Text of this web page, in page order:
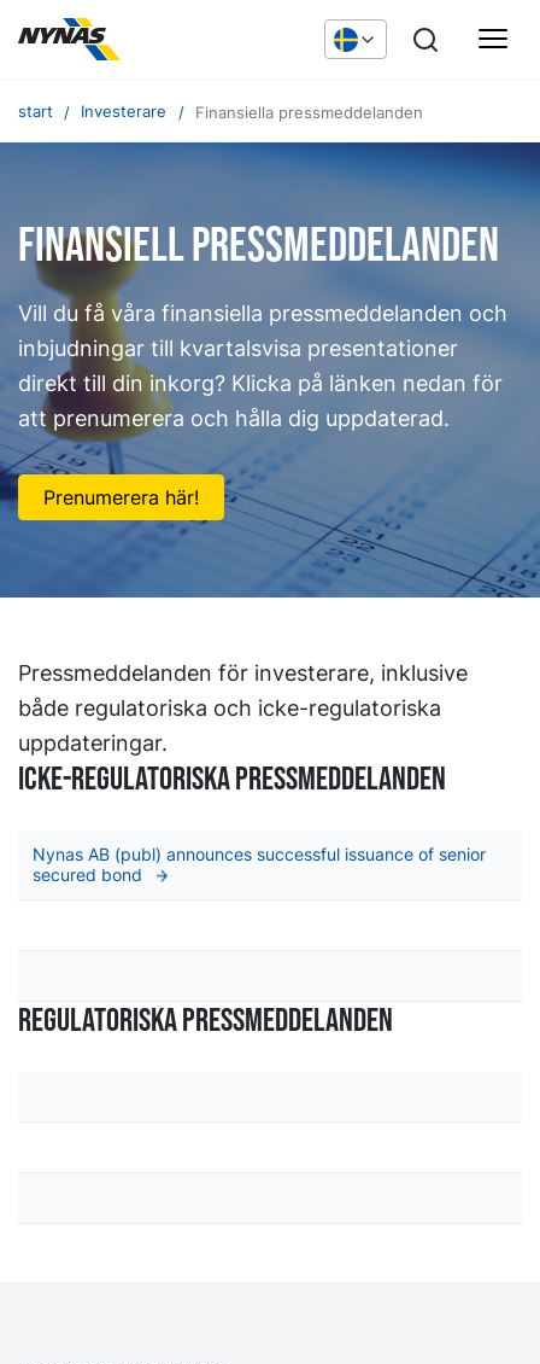
start Investerare Finansiella pressmeddelanden
Finansiell pressmeddelanden
Vill du få våra finansiella pressmeddelanden och
inbjudningar till kvartalsvisa presentationer
direkt till din inkorg? Klicka på länken nedan för
att prenumerera och hålla dig uppdaterad.
Prenumerera här!
Pressmeddelanden för investerare, inklusive
både regulatoriska och icke-regulatoriska
uppdateringar.
icke-regulatoriska pressmeddelanden
Nynas AB (publ) announces successful issuance of senior
secured bond
REGULATORiska PRESSmeddelanden